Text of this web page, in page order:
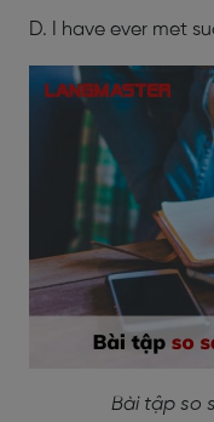
D. I have ever met
Bài tập so